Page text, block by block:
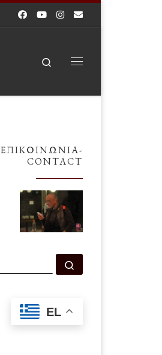
Search
ΕΠΙΚΟΙΝΩΝΊΑ-
CONTACT
ΑΝΑΖΉΤΗΣΗ
EL